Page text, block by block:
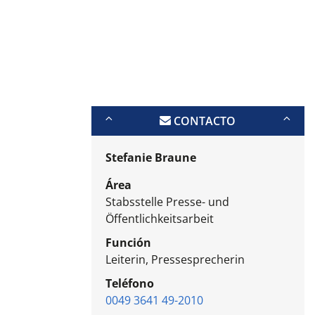
CONTACTO
Stefanie Braune
Área
Stabsstelle Presse- und
Öffentlichkeitsarbeit
Función
Leiterin, Pressesprecherin
Teléfono
0049 3641 49-2010